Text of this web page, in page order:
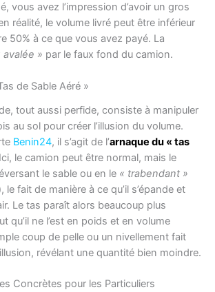
vous avez l’impression d’avoir un gros
réalité, le volume livré peut être inférieur
50% à ce que vous avez payé. La
avalée » par le faux fond du camion.
de Sable Aéré »
tout aussi perfide, consiste à manipuler
au sol pour créer l’illusion du volume.
Benin24, il s’agit de l’arnaque du « tas
le camion peut être normal, mais le
le sable ou en le « trabendant »
le fait de manière à ce qu’il s’épande et
Le tas paraît alors beaucoup plus
qu’il ne l’est en poids et en volume
coup de pelle ou un nivellement fait
révélant une quantité bien moindre.
Concrètes pour les Particuliers